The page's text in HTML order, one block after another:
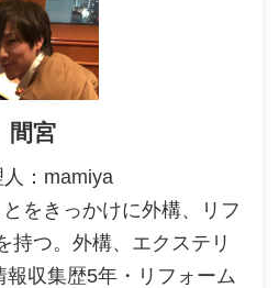
間宮
：mamiya
をきっかけに外構、リフ
持つ。外構、エクステリ
報収集歴5年・リフォーム